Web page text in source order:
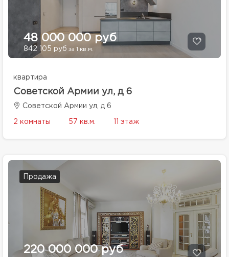
48 000 000 руб
842 105 руб за 1 кв.м.
квартира
Советской Армии ул, д 6
Советской Армии ул, д 6
2 комнаты 57 кв.м. 11 этаж
Продажа
220 000 000 руб